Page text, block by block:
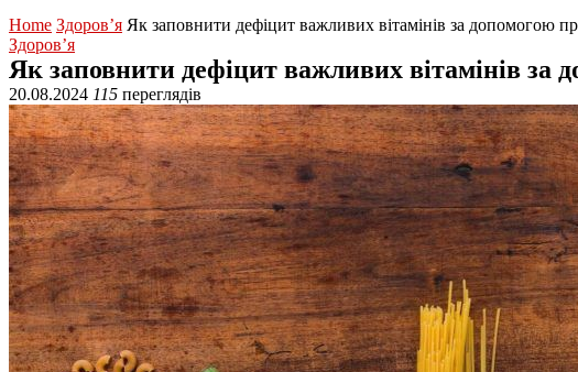
Home Здоров’я Як заповнити дефіцит важливих вітамінів за допомогою
Здоров’я
Як заповнити дефіцит важливих вітамінів за
20.08.2024 115 переглядів